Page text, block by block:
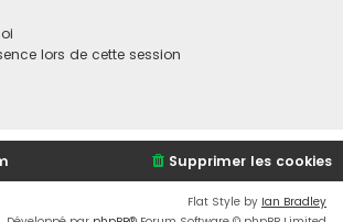
lors de cette session
Supprimer les cookies
Flat Style by Ian Bradley